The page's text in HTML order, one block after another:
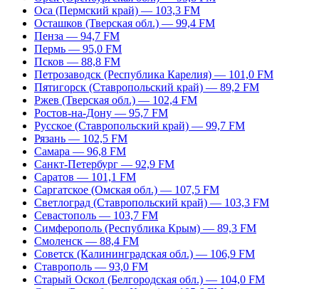
Оса (Пермский край) — 103,3 FM
Осташков (Тверская обл.) — 99,4 FM
Пенза — 94,7 FM
Пермь — 95,0 FM
Псков — 88,8 FM
Петрозаводск (Республика Карелия) — 101,0 FM
Пятигорск (Ставропольский край) — 89,2 FM
Ржев (Тверская обл.) — 102,4 FM
Ростов-на-Дону — 95,7 FM
Русское (Ставропольский край) — 99,7 FM
Рязань — 102,5 FM
Самара — 96,8 FM
Санкт-Петербург — 92,9 FM
Саратов — 101,1 FM
Саргатское (Омская обл.) — 107,5 FM
Светлоград (Ставропольский край) — 103,3 FM
Севастополь — 103,7 FM
Симферополь (Республика Крым) — 89,3 FM
Смоленск — 88,4 FM
Советск (Калининградская обл.) — 106,9 FM
Ставрополь — 93,0 FM
Старый Оскол (Белгородская обл.) — 104,0 FM